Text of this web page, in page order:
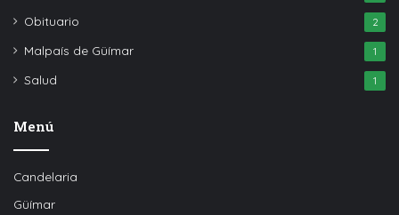
Obituario 2
Malpaís de Güímar 1
Salud 1
Menú
Candelaria
Güímar